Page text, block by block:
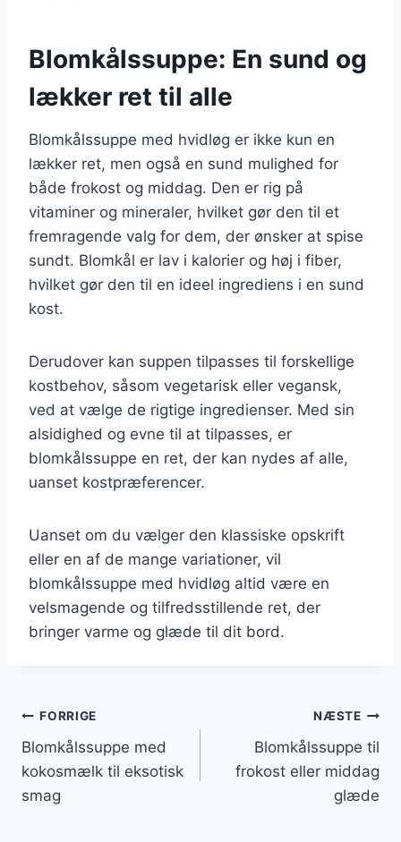
Blomkålssuppe: En sund og
lækker ret til alle
Blomkålssuppe med hvidløg er ikke kun en
lækker ret, men også en sund mulighed for
både frokost og middag. Den er rig på
vitaminer og mineraler, hvilket gør den til et
fremragende valg for dem, der ønsker at spise
sundt. Blomkål er lav i kalorier og høj i fiber,
hvilket gør den til en ideel ingrediens i en sund
kost.
Derudover kan suppen tilpasses til forskellige
kostbehov, såsom vegetarisk eller vegansk,
ved at vælge de rigtige ingredienser. Med sin
alsidighed og evne til at tilpasses, er
blomkålssuppe en ret, der kan nydes af alle,
uanset kostpræferencer.
Uanset om du vælger den klassiske opskrift
eller en af de mange variationer, vil
blomkålssuppe med hvidløg altid være en
velsmagende og tilfredsstillende ret, der
bringer varme og glæde til dit bord.
Indlægsnavigation
FORRIGE
Blomkålssuppe med
kokosmælk til eksotisk
smag
NÆSTE
Blomkålssuppe til
frokost eller middag
glæde